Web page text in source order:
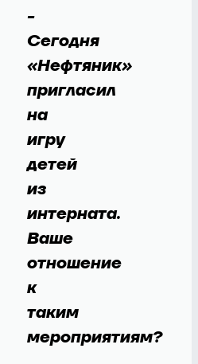
-
Сегодня
«Нефтяник»
пригласил
на
игру
детей
из
интерната.
Ваше
отношение
к
таким
мероприятиям?